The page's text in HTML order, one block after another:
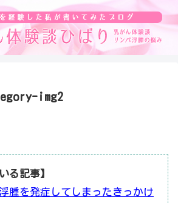
img2
る記事】
腫を発症してしまったきっかけ